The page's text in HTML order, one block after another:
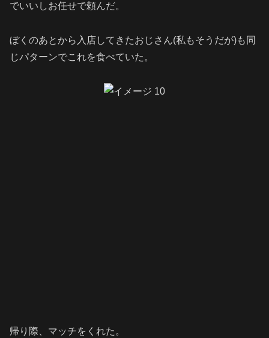
でいいしお任せで頼んだ。
ぼくのあとから入店してきたおじさん(私もそうだが)も同
じパターンでこれを食べていた。
帰り際、マッチをくれた。